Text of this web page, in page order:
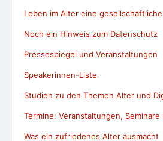
Leben im Alter eine
Noch ein Hinweis zum Datenschutz
Pressespiegel und Veranstaltungen
Speakerinnen-Liste
Studien zu den Themen Alter und
Termine: Veranstaltungen, Seminare
Was ein zufriedenes Alter ausmacht